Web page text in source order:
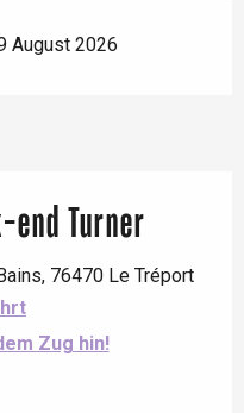
August 2026
end Turner
76470 Le Tréport
Zug hin!